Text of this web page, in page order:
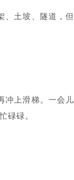
、土坡、隧道，但
冲上滑梯。一会儿
碌碌。